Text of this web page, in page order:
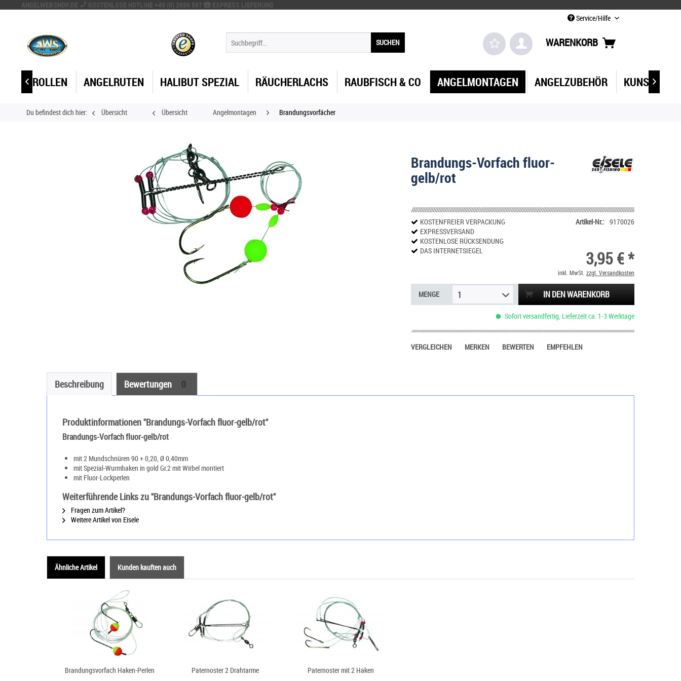
ANGELWEBSHOP.DE KOSTENLOSE HOTLINE +49 (0) 2656 597
EXPRESS LIEFERUNG
Service/Hilfe
SUCHEN WARENKORB
ANGELROLLEN ANGELRUTEN HALIBUT SPEZIAL RÄUCHERLACHS RAUBFISCH & CO ANGELMONTAGEN ANGELZUBEHÖR
 
Du befindest dich hier: Übersicht Übersicht Angelmontagen Brandungsvorfächer
Brandungs-Vorfach fluor-
gelb/rot
KOSTENFREIER VERPACKUNG
EXPRESSVERSAND
KOSTENLOSE RÜCKSENDUNG
DAS INTERNETSIEGEL
Artikel-Nr.: 9170026
3,95 € *
inkl. MwSt. zzgl. Versandkosten
MENGE 1 IN DEN WARENKORB
Sofort versandfertig, Lieferzeit ca. 1-3 Werktage
VERGLEICHEN MERKEN BEWERTEN EMPFEHLEN
Beschreibung Bewertungen 0
Produktinformationen "Brandungs-Vorfach fluor-gelb/rot"
Brandungs-Vorfach fluor-gelb/rot
mit 2 Mundschnüren 90 + 0,20, Ø 0,40mm
mit Spezial-Wurmhaken in gold Gr.2 mit Wirbel montiert
mit Fluor-Lockperlen
Weiterführende Links zu "Brandungs-Vorfach fluor-gelb/rot"
Fragen zum Artikel?
Weitere Artikel von Eisele
Ähnliche Artikel Kunden kauften auch
Brandungsvorfach Haken-Perlen Paternoster 2 Drahtarme Paternoster mit 2 Haken